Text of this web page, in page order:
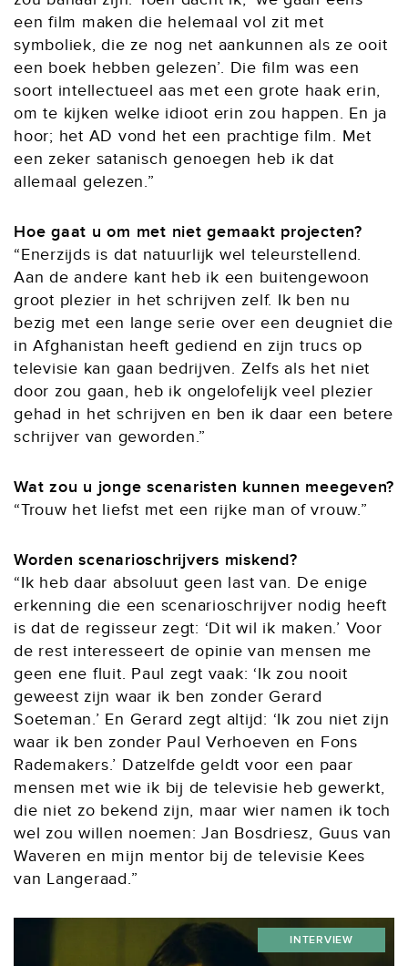
een film maken die helemaal vol zit met
symboliek, die ze nog net aankunnen als ze ooit
een boek hebben gelezen’. Die film was een
soort intellectueel aas met een grote haak erin,
om te kijken welke idioot erin zou happen. En ja
hoor; het AD vond het een prachtige film. Met
een zeker satanisch genoegen heb ik dat
allemaal gelezen.”
Hoe gaat u om met niet gemaakt projecten?
“Enerzijds is dat natuurlijk wel teleurstellend.
Aan de andere kant heb ik een buitengewoon
groot plezier in het schrijven zelf. Ik ben nu
bezig met een lange serie over een deugniet die
in Afghanistan heeft gediend en zijn trucs op
televisie kan gaan bedrijven. Zelfs als het niet
door zou gaan, heb ik ongelofelijk veel plezier
gehad in het schrijven en ben ik daar een betere
schrijver van geworden.”
Wat zou u jonge scenaristen kunnen meegeven?
“Trouw het liefst met een rijke man of vrouw.”
Worden scenarioschrijvers miskend?
“Ik heb daar absoluut geen last van. De enige
erkenning die een scenarioschrijver nodig heeft
is dat de regisseur zegt: ‘Dit wil ik maken.’ Voor
de rest interesseert de opinie van mensen me
geen ene fluit. Paul zegt vaak: ‘Ik zou nooit
geweest zijn waar ik ben zonder Gerard
Soeteman.’ En Gerard zegt altijd: ‘Ik zou niet zijn
waar ik ben zonder Paul Verhoeven en Fons
Rademakers.’ Datzelfde geldt voor een paar
mensen met wie ik bij de televisie heb gewerkt,
die niet zo bekend zijn, maar wier namen ik toch
wel zou willen noemen: Jan Bosdriesz, Guus van
Waveren en mijn mentor bij de televisie Kees
van Langeraad.”
INTERVIEW